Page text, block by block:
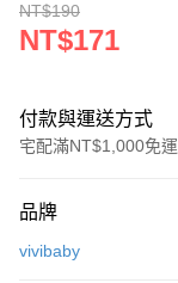
NT$190
NT$171
付款與運送方式
宅配滿NT$1,000免運
信用卡一次付款
品牌
vivibaby